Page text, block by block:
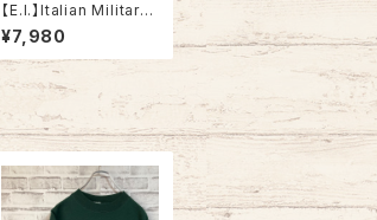
【E.I.】Italian Military
Combat Jacket L/S
XL相当 VEGETATO C
AMO イタリア軍 コンバ
ットジャケット ベジター
トカモ カモ柄 迷彩 リッ
プストップ生地 イタリア
ユーロミリタリー ユー
ロ 古着
¥7,980